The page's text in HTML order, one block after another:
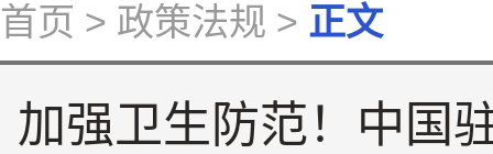
首页 > 政策法规 > 正文
加强卫生防范！中国